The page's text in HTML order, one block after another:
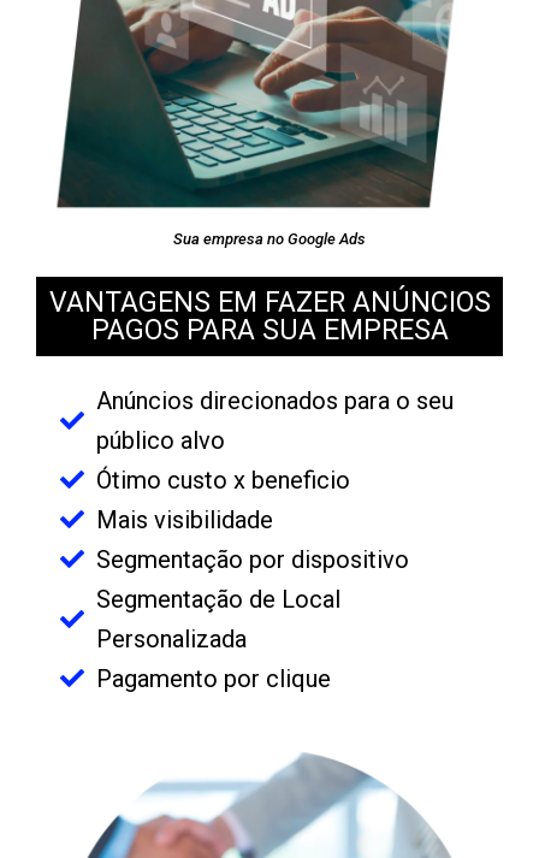
Sua empresa no Google Ads
VANTAGENS EM FAZER ANÚNCIOS
PAGOS PARA SUA EMPRESA
Anúncios direcionados para o seu
público alvo
Ótimo custo x beneficio
Mais visibilidade
Segmentação por dispositivo
Segmentação de Local
Personalizada
Pagamento por clique